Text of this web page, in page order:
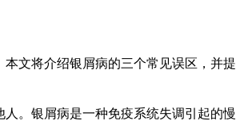
文将介绍银屑病的三个常见误区，并提
。银屑病是一种免疫系统失调引起的慢